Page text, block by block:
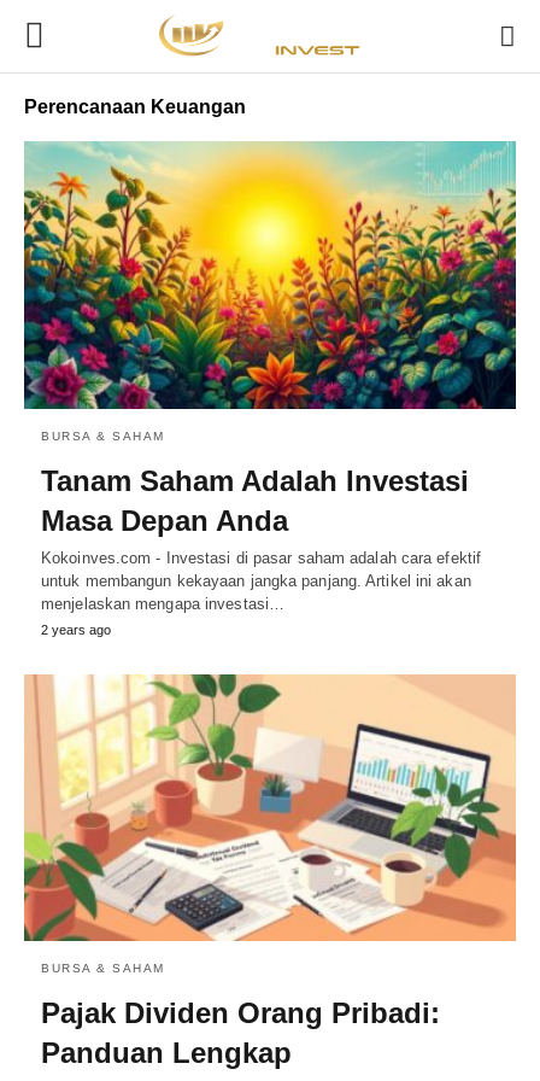
Perencanaan Keuangan
BURSA & SAHAM
Tanam Saham Adalah Investasi
Masa Depan Anda
Kokoinves.com - Investasi di pasar saham adalah cara efektif
untuk membangun kekayaan jangka panjang. Artikel ini akan
menjelaskan mengapa investasi…
2 years ago
BURSA & SAHAM
Pajak Dividen Orang Pribadi:
Panduan Lengkap